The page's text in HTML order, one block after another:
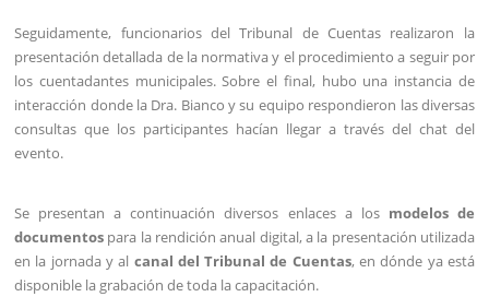
Seguidamente, funcionarios del Tribunal de Cuentas realizaron la
presentación detallada de la normativa y el procedimiento a seguir por
los cuentadantes municipales. Sobre el final, hubo una instancia de
interacción donde la Dra. Bianco y su equipo respondieron las diversas
consultas que los participantes hacían llegar a través del chat del
evento.
Se presentan a continuación diversos enlaces a los modelos de
documentos para la rendición anual digital, a la presentación utilizada
en la jornada y al canal del Tribunal de Cuentas, en dónde ya está
disponible la grabación de toda la capacitación.